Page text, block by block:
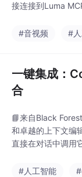
接连接到Luma
#音视频
#
一键集成：
合
📘来自Black
和卓越的上下文编
直接在对话中调用
#人工智能